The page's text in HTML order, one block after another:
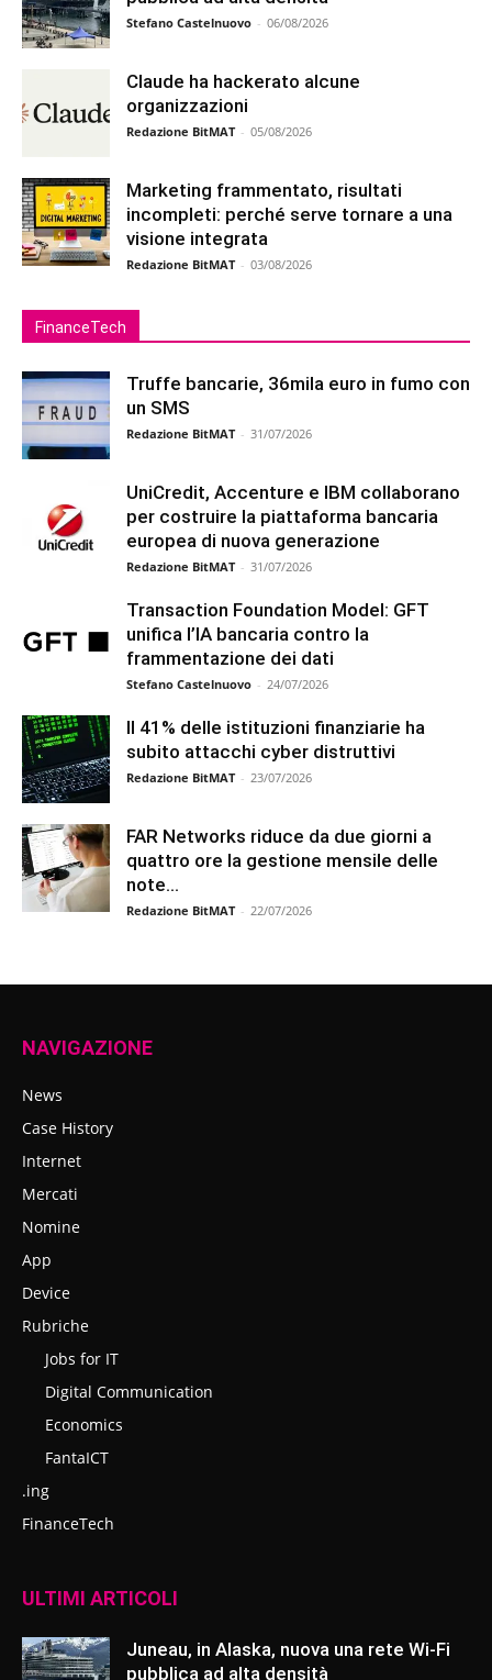
Stefano Castelnuovo - 06/08/2026
Claude ha hackerato alcune
organizzazioni
Redazione BitMAT - 05/08/2026
Marketing frammentato, risultati
incompleti: perché serve tornare a una
visione integrata
Redazione BitMAT - 03/08/2026
FinanceTech
Truffe bancarie, 36mila euro in fumo con
un SMS
Redazione BitMAT - 31/07/2026
UniCredit, Accenture e IBM collaborano
per costruire la piattaforma bancaria
europea di nuova generazione
Redazione BitMAT - 31/07/2026
Transaction Foundation Model: GFT
unifica l’IA bancaria contro la
frammentazione dei dati
Stefano Castelnuovo - 24/07/2026
Il 41% delle istituzioni finanziarie ha
subito attacchi cyber distruttivi
Redazione BitMAT - 23/07/2026
FAR Networks riduce da due giorni a
quattro ore la gestione mensile delle
note...
Redazione BitMAT - 22/07/2026
NAVIGAZIONE
News
Case History
Internet
Mercati
Nomine
App
Device
Rubriche
Jobs for IT
Digital Communication
Economics
FantaICT
.ing
FinanceTech
ULTIMI ARTICOLI
Juneau, in Alaska, nuova una rete Wi-Fi
pubblica ad alta densità